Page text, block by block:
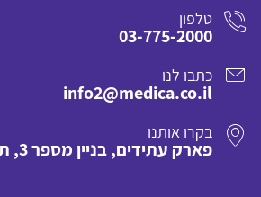
טלפון
03-775-2000
כתבו לנו
info2@medica.co.il
בקרו אותנו
פארק עתידים, בניין מספר 3, תל אביב